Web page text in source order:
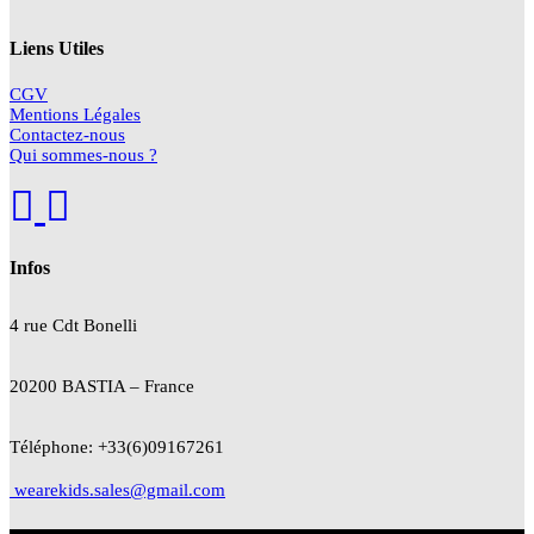
Infos
4 rue Cdt Bonelli
20200 BASTIA – France
Téléphone: +33(6)09167261
wearekids.sales@gmail.com
Liens Utiles
CGV
Mentions Légales
Contactez-nous
Qui sommes-nous ?